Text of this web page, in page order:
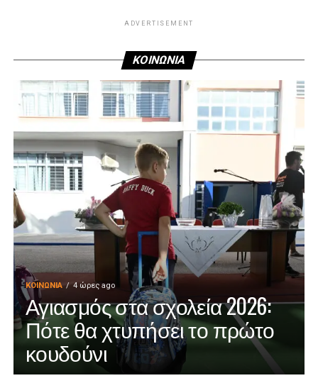
ADVERTISEMENT
ΚΟΙΝΩΝΙΑ
ΚΟΙΝΩΝΊΑ 4 ώρες ago
Αγιασμός στα σχολεία 2026:
Πότε θα χτυπήσει το πρώτο
κουδούνι